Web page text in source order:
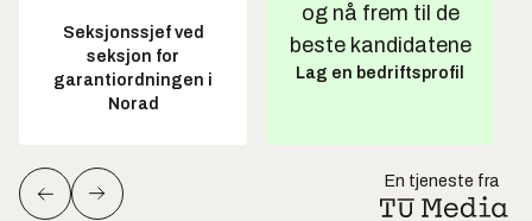
Seksjonssjef ved
seksjon for
garantiordningen i
Norad
og nå frem til de
beste kandidatene
Lag en bedriftsprofil
En tjeneste fra